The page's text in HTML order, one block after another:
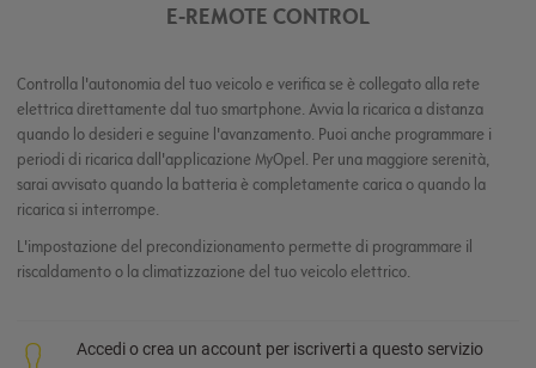
E-REMOTE CONTROL
Controlla l'autonomia del tuo veicolo e verifica se è collegato alla rete
elettrica direttamente dal tuo smartphone. Avvia la ricarica a distanza
quando lo desideri e seguine l'avanzamento. Puoi anche programmare i
periodi di ricarica dall'applicazione MyOpel. Per una maggiore serenità,
sarai avvisato quando la batteria è completamente carica o quando la
ricarica si interrompe.
L'impostazione del precondizionamento permette di programmare il
riscaldamento o la climatizzazione del tuo veicolo elettrico.
Accedi o crea un account per iscriverti a questo servizio